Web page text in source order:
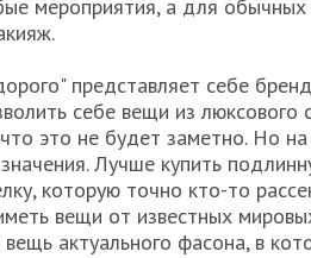
мероприятия, а для
представляет себе
себе вещи из люксового
это не будет заметно. Но
Лучше купить
которую точно кто-то
вещи от известных
актуального фасона, в